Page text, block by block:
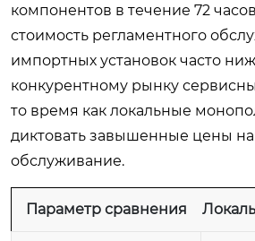
компонентов в течение 72
стоимость регламентного
импортных установок часто
конкурентному рынку
то время как локальные
диктовать завышенные цены
обслуживание.
Параметр сравнения